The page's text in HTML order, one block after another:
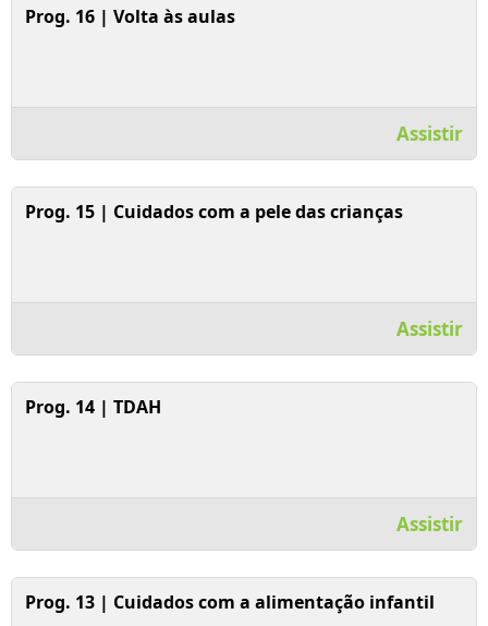
Prog. 16 | Volta às aulas
Assistir
Prog. 15 | Cuidados com a pele das crianças
Assistir
Prog. 14 | TDAH
Assistir
Prog. 13 | Cuidados com a alimentação infantil